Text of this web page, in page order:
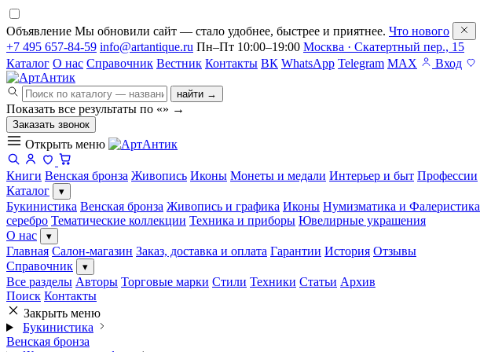
Объявление Мы обновили сайт — стало удобнее, быстрее и приятнее. Что нового
+7 495 657-84-59 info@artantique.ru Пн–Пт 10:00–19:00 Москва · Скатертный пер., 15
Каталог О нас Справочник Вестник Контакты ВК WhatsApp Telegram MAX Вход
найти →
Показать все результаты по «» →
Заказать звонок
Открыть меню
Книги Венская бронза Живопись Иконы Монеты и медали Интерьер и быт Профессии
Каталог
▾
Букинистика Венская бронза Живопись и графика Иконы Нумизматика и Фалеристика
серебро Тематические коллекции Техника и приборы Ювелирные украшения
О нас
▾
Главная Салон-магазин Заказ, доставка и оплата Гарантии История Отзывы
Справочник
▾
Все разделы Авторы Торговые марки Стили Техники Статьи Архив
Поиск Контакты
Закрыть меню
Букинистика
Венская бронза